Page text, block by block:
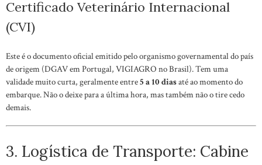
Certificado Veterinário Internacional
(CVI)
Este é o documento oficial emitido pelo organismo governamental do país
de origem (DGAV em Portugal, VIGIAGRO no Brasil). Tem uma
validade muito curta, geralmente entre5 a 10 diasaté ao momento do
embarque. Não o deixe para a última hora, mas também não o tire cedo
demais.
3. Logística de Transporte: Cabine